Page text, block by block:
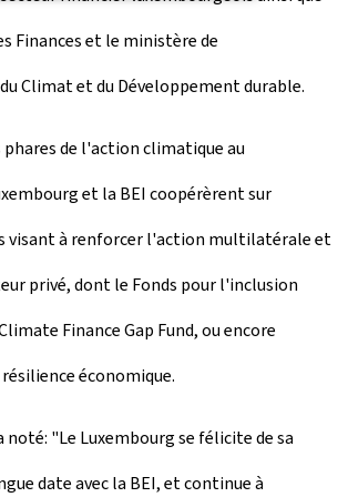
Finances et le ministère de
Climat et du Développement durable.
de l'action climatique au
et la BEI coopérèrent sur
visant à renforcer l'action multilatérale et
privé, dont le Fonds pour l'inclusion
Finance Gap Fund, ou encore
économique.
noté: "Le Luxembourg se félicite de sa
date avec la BEI, et continue à